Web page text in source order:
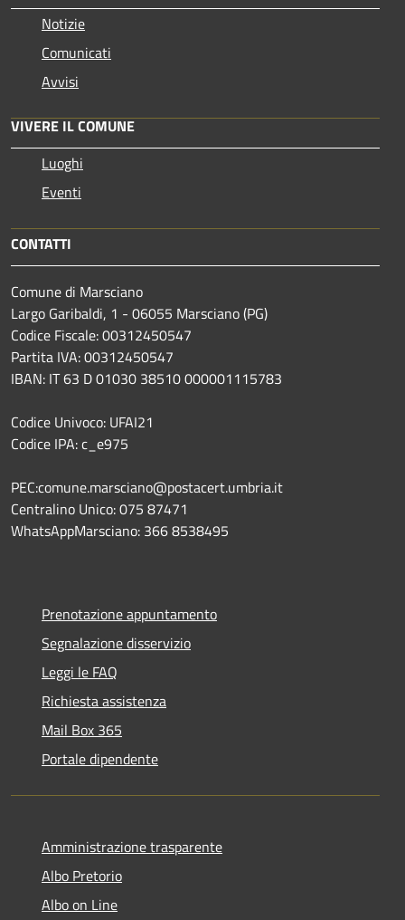
Notizie
Comunicati
Avvisi
VIVERE IL COMUNE
Luoghi
Eventi
CONTATTI
Comune di Marsciano
Largo Garibaldi, 1 - 06055 Marsciano (PG)
Codice Fiscale: 00312450547
Partita IVA: 00312450547
IBAN: IT 63 D 01030 38510 000001115783
Codice Univoco: UFAI21
Codice IPA: c_e975
PEC:comune.marsciano@postacert.umbria.it
Centralino Unico: 075 87471
WhatsAppMarsciano: 366 8538495
Prenotazione appuntamento
Segnalazione disservizio
Leggi le FAQ
Richiesta assistenza
Mail Box 365
Portale dipendente
Amministrazione trasparente
Albo Pretorio
Albo on Line